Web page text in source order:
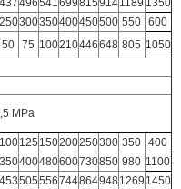
4374965416998159141189 1350
250300350400450500 550
600
50 75 100210446648 805 1050
MPa
100125 150200250300 350
400
350400480600730850 980 1100
4535055567448649481269 1450